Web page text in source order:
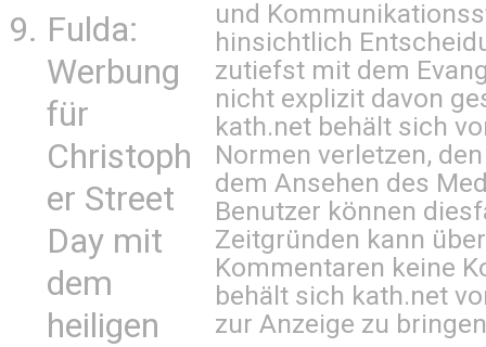
Fulda:
Werbung
für
Christoph
er Street
Day mit
dem
heiligen
und
hinsichtlich
zutiefst mit dem
nicht explizit davon
kath.net behält sich
Normen verletzen,
dem Ansehen des
Benutzer können
Zeitgründen kann
Kommentaren keine
behält sich kath.net
zur Anzeige zu